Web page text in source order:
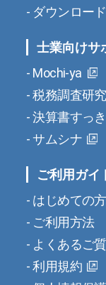
ダウンロー
士業向けサ
Mochi-ya
税務調査研
決算書すっ
サムシナ
ご利用ガイ
はじめての
ご利用方法
よくあるご
利用規約